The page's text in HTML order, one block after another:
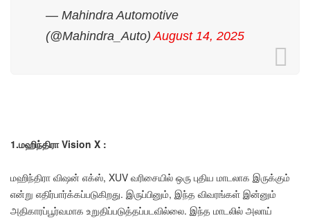
— Mahindra Automotive
(@Mahindra_Auto) August 14, 2025
1.மஹிந்திரா Vision X :
மஹிந்திரா விஷன் எக்ஸ், XUV வரிசையில் ஒரு புதிய மாடலாக இருக்கும்
என்று எதிர்பார்க்கப்படுகிறது. இருப்பினும், இந்த விவரங்கள் இன்னும்
அதிகாரப்பூர்வமாக உறுதிப்படுத்தப்படவில்லை. இந்த மாடலில் அலாய்